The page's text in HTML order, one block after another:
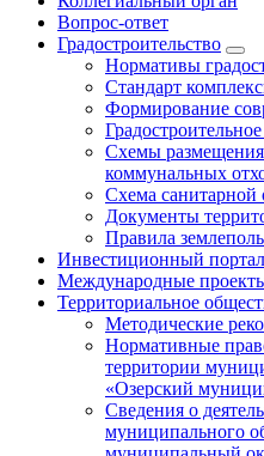
Вопрос-ответ
Градостроительство
Нормативы
Стандарт
Формирование
Схемы
коммунальных
Схема санитарной
Документы
Правила
Инвестиционный портал
Международные
Территориальное
Методические
Нормативные
территории
«Озерский
Сведения о
муниципального